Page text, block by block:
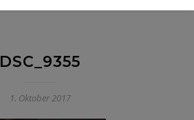
DSC_9355
1. Oktober 2017